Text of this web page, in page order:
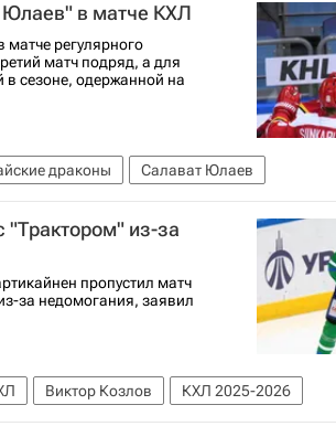
Юлаев" в матче КХЛ
регулярного
матч подряд, а для
в сезоне, одержанной на
драконы Салават Юлаев
"Трактором" из-за
пропустил матч
за недомогания, заявил
Виктор Козлов
КХЛ 2025-2026
Хартикайнен